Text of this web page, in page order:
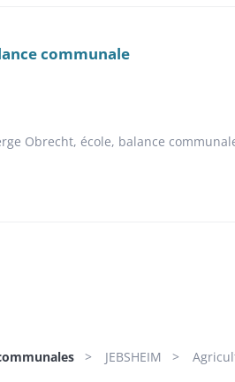
communale
Obrecht, école, balance
JEBSHEIM